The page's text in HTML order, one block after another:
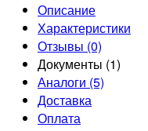
Описание
Характеристики
Отзывы (0)
Документы (1)
Аналоги (5)
Доставка
Оплата